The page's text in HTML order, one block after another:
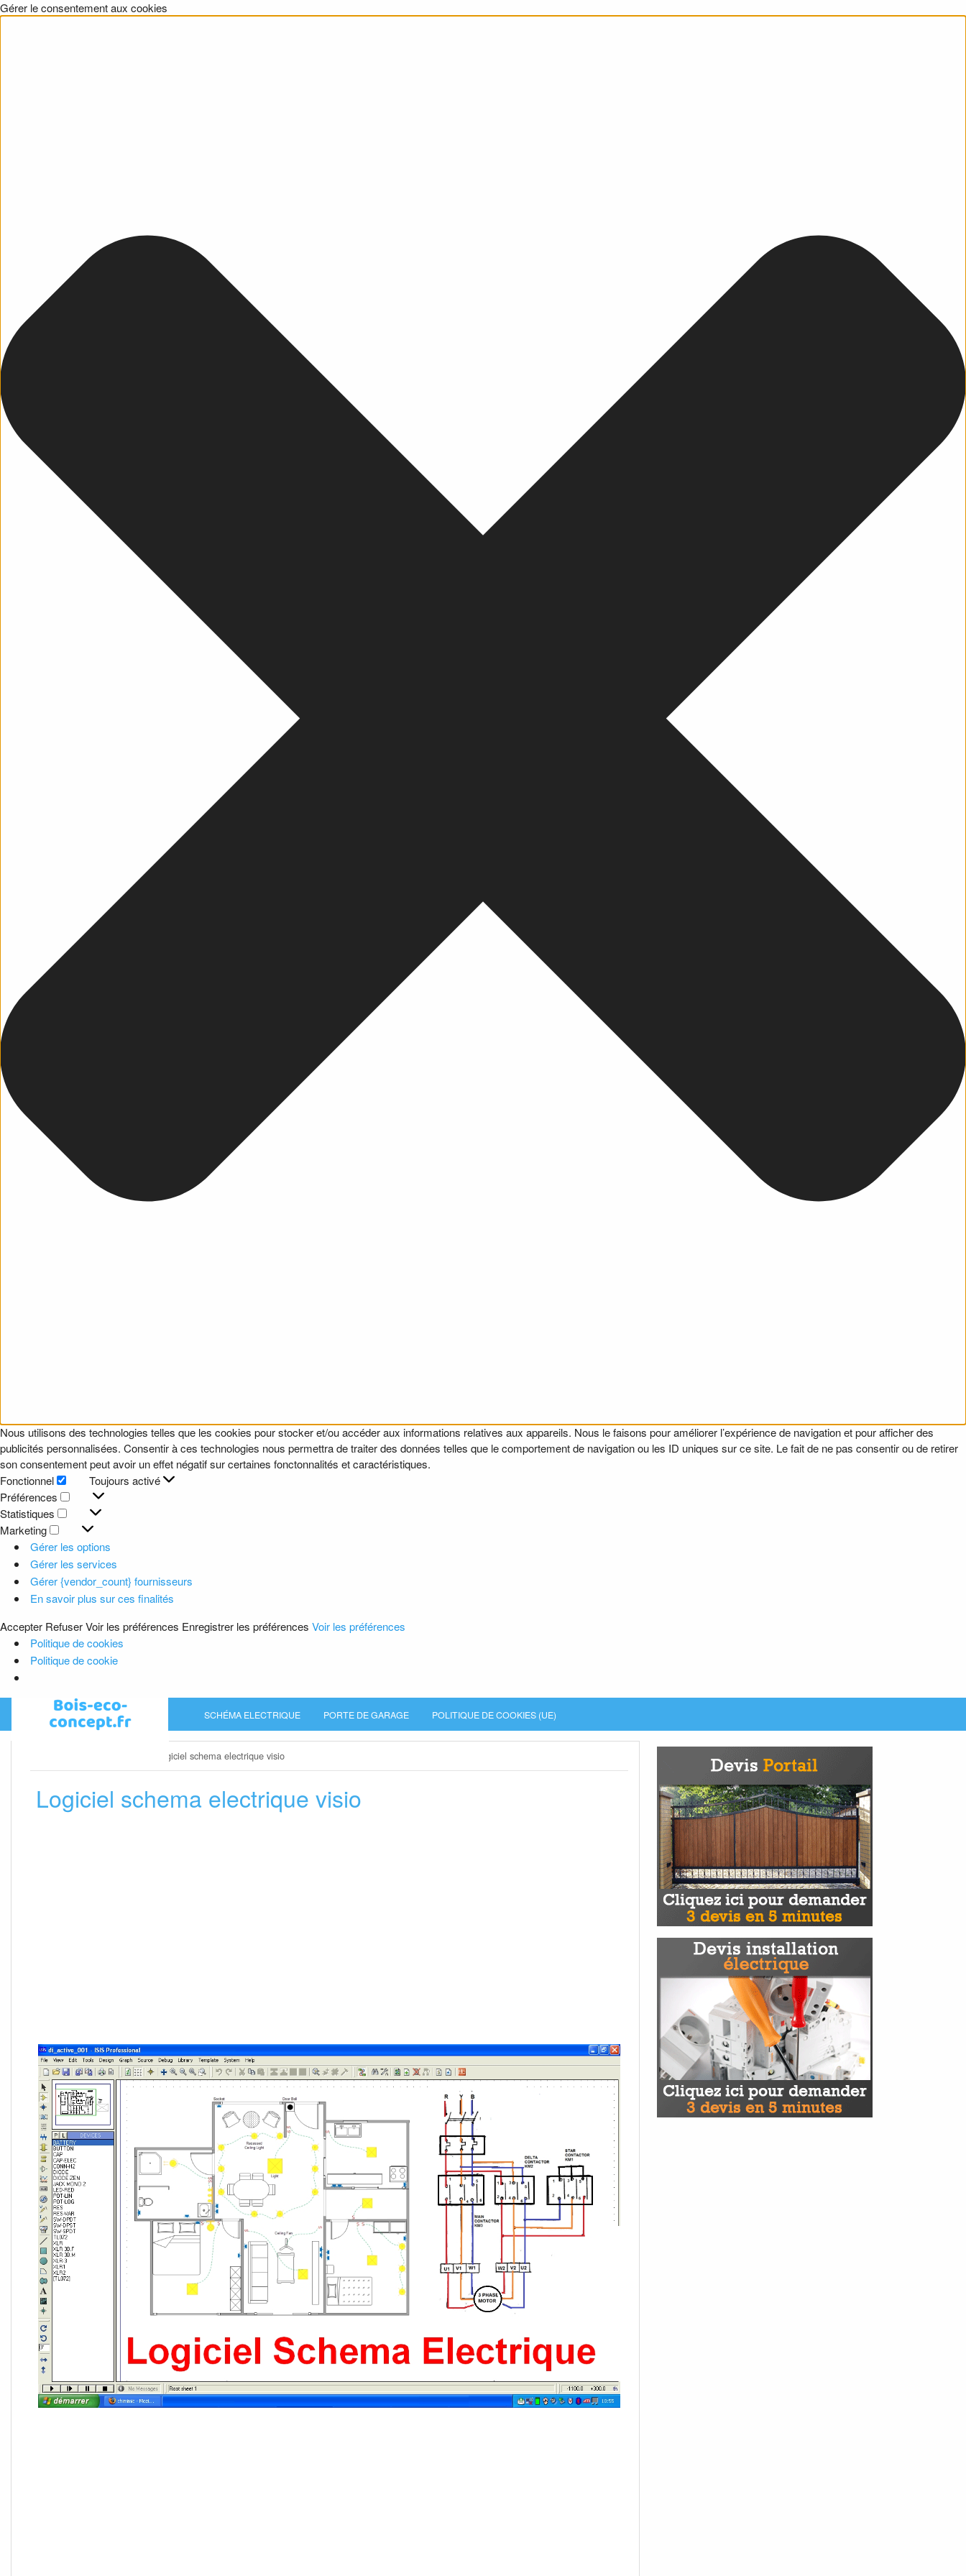
Gérer le consentement aux cookies
Nous utilisons des technologies telles que les cookies pour stocker et/ou accéder aux informations relatives aux appareils. Nous le faisons pour améliorer l’expérience de navigation et pour afficher des
publicités personnalisées. Consentir à ces technologies nous permettra de traiter des données telles que le comportement de navigation ou les ID uniques sur ce site. Le fait de ne pas consentir ou de retirer
son consentement peut avoir un effet négatif sur certaines fonctonnalités et caractéristiques.
Fonctionnel
Fonctionnel
Toujours activé
Préférences
Préférences
Statistiques
Statistiques
Marketing
Marketing
Gérer les options
Gérer les services
Gérer {vendor_count} fournisseurs
En savoir plus sur ces finalités
Accepter RefuserVoir les préférences Enregistrer les préférences Voir les préférences
Politique de cookies
Politique de cookie
SCHÉMA ELECTRIQUE PORTE DE GARAGE POLITIQUE DE COOKIES (UE)
Logiciel schema electrique visio
Logiciel schema electrique visio